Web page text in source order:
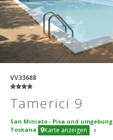
VV33688
Tamerici 9
San Miniato - Pisa und umgebung
Toskana
Karte anzeigen 3